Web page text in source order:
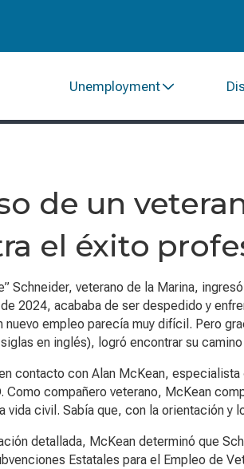
Unemployment
de un
el éxito
Schneider, veterano de la Marina,
2024, acababa de ser despedido y
nuevo empleo parecía muy difícil. Pero
en inglés), logró encontrar su
contacto con Alan McKean,
Como compañero veterano, McKean
vida civil. Sabía que, con la orientación
detallada, McKean determinó que
Estatales para el Empleo de